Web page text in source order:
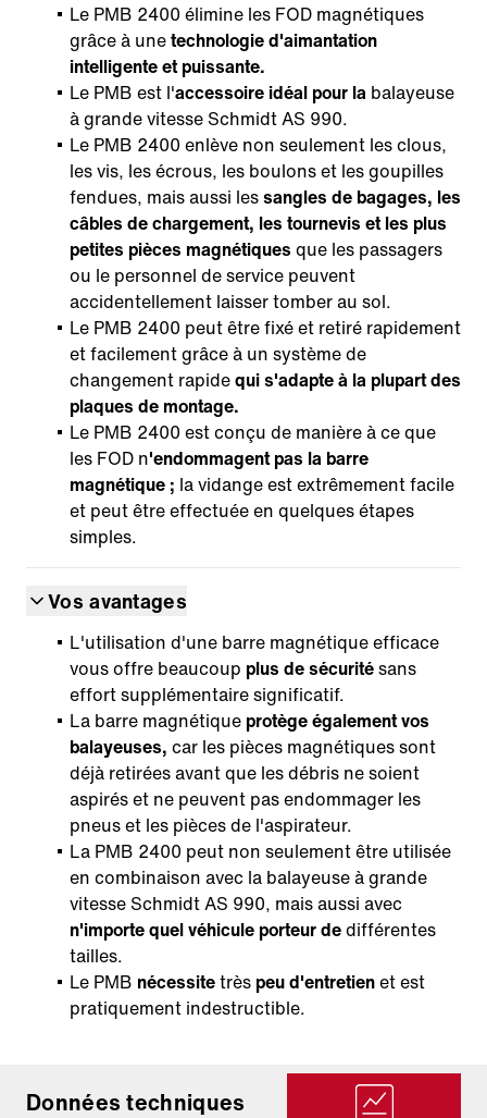
Le PMB 2400 élimine les FOD magnétiques
grâce à unetechnologie d'aimantation
intelligente et puissante.
Le PMB est l'accessoire idéal pour la balayeuse
à grande vitesse Schmidt AS 990.
Le PMB 2400 enlève non seulement les clous,
les vis, les écrous, les boulons et les goupilles
fendues, mais aussi lessangles de bagages, les
câbles de chargement, les tournevis et les plus
petites pièces magnétiques que les passagers
ou le personnel de service peuvent
accidentellement laisser tomber au sol.
Le PMB 2400 peut être fixé et retiré rapidement
et facilement grâce à un système de
changement rapidequi s'adapte à la plupart des
plaques de montage.
Le PMB 2400 est conçu de manière à ce que
les FOD n'endommagent pas la barre
magnétique ; la vidange est extrêmement facile
et peut être effectuée en quelques étapes
simples.
Vos avantages
L'utilisation d'une barre magnétique efficace
vous offre beaucoup plus de sécuritésans
effort supplémentaire significatif.
La barre magnétique protège également vos
balayeuses, car les pièces magnétiques sont
déjà retirées avant que les débris ne soient
aspirés et ne peuvent pas endommager les
pneus et les pièces de l'aspirateur.
La PMB 2400 peut non seulement être utilisée
en combinaison avec la balayeuse à grande
vitesse Schmidt AS 990, mais aussi avec
n'importe quel véhicule porteur dedifférentes
tailles.
Le PMB nécessitetrès peu d'entretienet est
pratiquement indestructible.
Données techniques